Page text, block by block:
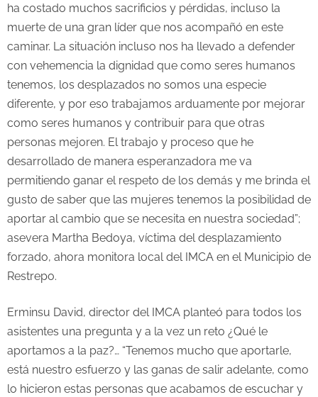
ha costado muchos sacrificios y pérdidas, incluso la
muerte de una gran líder que nos acompañó en este
caminar. La situación incluso nos ha llevado a defender
con vehemencia la dignidad que como seres humanos
tenemos, los desplazados no somos una especie
diferente, y por eso trabajamos arduamente por mejorar
como seres humanos y contribuir para que otras
personas mejoren. El trabajo y proceso que he
desarrollado de manera esperanzadora me va
permitiendo ganar el respeto de los demás y me brinda el
gusto de saber que las mujeres tenemos la posibilidad de
aportar al cambio que se necesita en nuestra sociedad”;
asevera Martha Bedoya, víctima del desplazamiento
forzado, ahora monitora local del IMCA en el Municipio de
Restrepo.
Erminsu David, director del IMCA planteó para todos los
asistentes una pregunta y a la vez un reto ¿Qué le
aportamos a la paz?… “Tenemos mucho que aportarle,
está nuestro esfuerzo y las ganas de salir adelante, como
lo hicieron estas personas que acabamos de escuchar y